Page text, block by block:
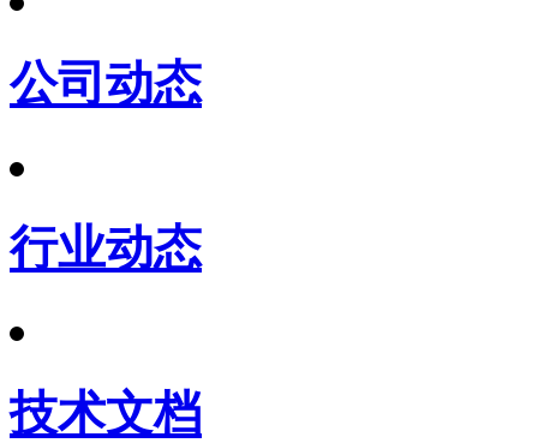
公司动态
行业动态
技术文档